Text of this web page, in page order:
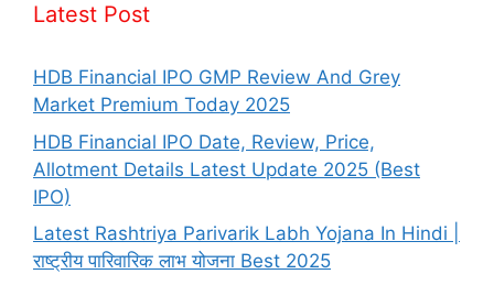
Latest Post
HDB Financial IPO GMP Review And Grey
Market Premium Today 2025
HDB Financial IPO Date, Review, Price,
Allotment Details Latest Update 2025 (Best
IPO)
Latest Rashtriya Parivarik Labh Yojana In Hindi |
राष्ट्रीय पारिवारिक लाभ योजना Best 2025